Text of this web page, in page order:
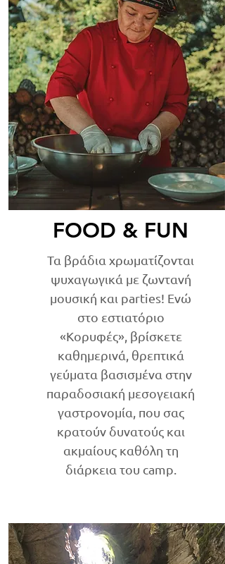
FOOD & FUN
Τα βράδια χρωματίζονται
ψυχαγωγικά με ζωντανή
μουσική και parties! Eνώ
στο εστιατόριο
«Κορυφές», βρίσκετε
καθημερινά, θρεπτικά
γεύματα βασισμένα στην
παραδοσιακή μεσογειακή
γαστρονομία, που σας
κρατούν δυνατούς και
ακμαίους καθόλη τη
διάρκεια του camp.